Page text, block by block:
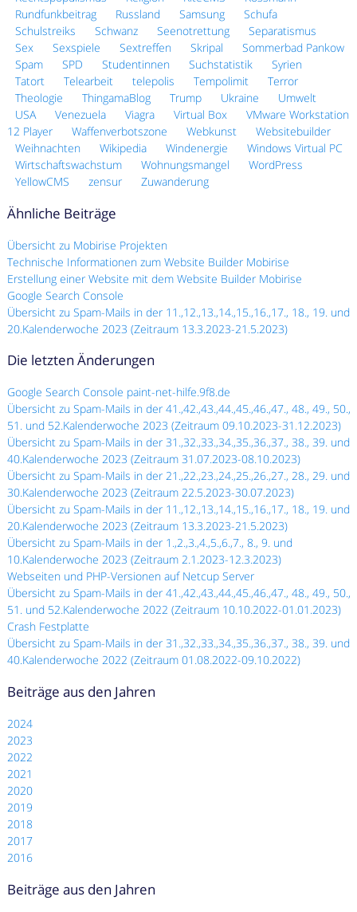
Rundfunkbeitrag
Russland Samsung
Schufa
Schulstreiks
Schwanz Seenotrettung
Separatismus
Sex
Sexspiele Sextreffen Skripal
Sommerbad Pankow
Spam
SPD Studentinnen Suchstatistik
Syrien
Tatort
Telearbeit telepolis Tempolimit
Terror
Theologie
ThingamaBlog Trump Ukraine
Umwelt
USA
Venezuela Viagra Virtual Box
VMware Workstation
12 Player
Waffenverbotszone Webkunst
Websitebuilder
Weihnachten
Wikipedia Windenergie
Windows Virtual PC
Wirtschaftswachstum
Wohnungsmangel
WordPress
YellowCMS
zensur Zuwanderung
Ähnliche Beiträge
Übersicht zu Mobirise Projekten
Technische Informationen zum Website Builder Mobirise
Erstellung einer Website mit dem Website Builder Mobirise
Google Search Console
Übersicht zu Spam-Mails in der 11.,12.,13.,14.,15.,16.,17., 18., 19. und
20.Kalenderwoche 2023 (Zeitraum 13.3.2023-21.5.2023)
Die letzten Änderungen
Google Search Console paint-net-hilfe.9f8.de
Übersicht zu Spam-Mails in der 41.,42.,43.,44.,45.,46.,47., 48., 49., 50.,
51. und 52.Kalenderwoche 2023 (Zeitraum 09.10.2023-31.12.2023)
Übersicht zu Spam-Mails in der 31.,32.,33.,34.,35.,36.,37., 38., 39. und
40.Kalenderwoche 2023 (Zeitraum 31.07.2023-08.10.2023)
Übersicht zu Spam-Mails in der 21.,22.,23.,24.,25.,26.,27., 28., 29. und
30.Kalenderwoche 2023 (Zeitraum 22.5.2023-30.07.2023)
Übersicht zu Spam-Mails in der 11.,12.,13.,14.,15.,16.,17., 18., 19. und
20.Kalenderwoche 2023 (Zeitraum 13.3.2023-21.5.2023)
Übersicht zu Spam-Mails in der 1.,2.,3.,4.,5.,6.,7., 8., 9. und
10.Kalenderwoche 2023 (Zeitraum 2.1.2023-12.3.2023)
Webseiten und PHP-Versionen auf Netcup Server
Übersicht zu Spam-Mails in der 41.,42.,43.,44.,45.,46.,47., 48., 49., 50.,
51. und 52.Kalenderwoche 2022 (Zeitraum 10.10.2022-01.01.2023)
Crash Festplatte
Übersicht zu Spam-Mails in der 31.,32.,33.,34.,35.,36.,37., 38., 39. und
40.Kalenderwoche 2022 (Zeitraum 01.08.2022-09.10.2022)
Beiträge aus den Jahren
2024
2023
2022
2021
2020
2019
2018
2017
2016
Beiträge aus den Jahren